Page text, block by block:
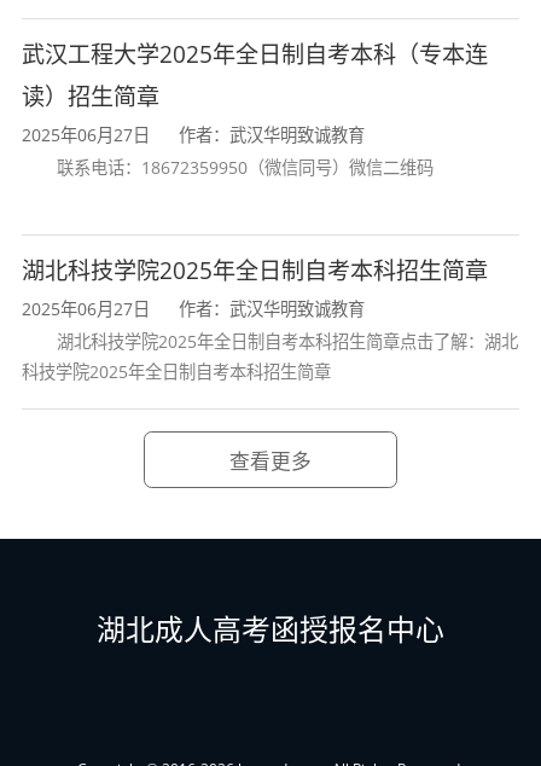
3.具有较为深厚的文化基础知识和较强
的文字表达能力；
4.熟悉国家新闻传播领域的方针政策和
法律法规，具有强烈社会责任感，坚守职业
5.具备合理的知识结构，掌握科学开展
工作的一般方法，能正确判断和解决实际问
题，具备较强的学习能力，能适应和胜任多
6.具有相应的计算机和网络应用技能，
四、课程设置与学分
员职务科技成果所有权或
武汉工程大学2025年全日制自考本科（专本连
读）招生简章
2025年06月27日
作者：武汉华明致诚教育
联系电话：18672359950（微信同号）微信二维码
湖北科技学院2025年全日制自考本科招生简章
2025年06月27日
作者：武汉华明致诚教育
湖北科技学院2025年全日制自考本科招生简章点击了解：湖北
科技学院2025年全日制自考本科招生简章
查看更多
湖北成人高考函授报名中心